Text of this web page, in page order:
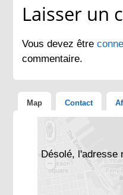
Laisser un
Vous devez être
commentaire.
Map Contact
Désolé, l'adresse